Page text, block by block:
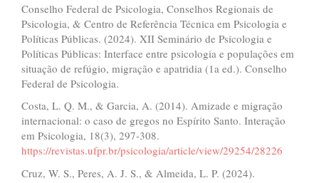
Conselho Federal de Psicologia, Conselhos Regionais de
Psicologia, & Centro de Referência Técnica em Psicologia e
Políticas Públicas. (2024). XII Seminário de Psicologia e
Políticas Públicas: Interface entre psicologia e populações em
situação de refúgio, migração e apatridia (1a ed.). Conselho
Federal de Psicologia.
Costa, L. Q. M., & Garcia, A. (2014). Amizade e migração
internacional: o caso de gregos no Espírito Santo. Interação
em Psicologia, 18(3), 297-308.
https://revistas.ufpr.br/psicologia/article/view/29254/28226
Cruz, W. S., Peres, A. J. S., & Almeida, L. P. (2024).